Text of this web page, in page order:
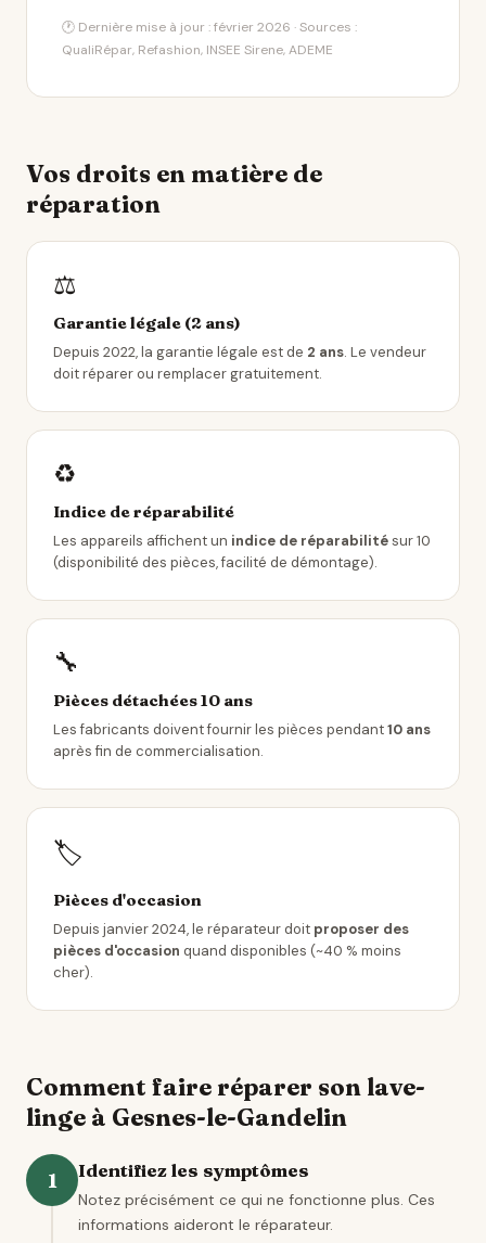
🕐 Dernière mise à jour : février 2026 · Sources :
QualiRépar, Refashion, INSEE Sirene, ADEME
Vos droits en matière de
réparation
⚖️
Garantie légale (2 ans)
Depuis 2022, la garantie légale est de 2 ans. Le vendeur
doit réparer ou remplacer gratuitement.
♻️
Indice de réparabilité
Les appareils affichent un indice de réparabilitésur 10
(disponibilité des pièces, facilité de démontage).
🔧
Pièces détachées 10 ans
Les fabricants doivent fournir les pièces pendant10 ans
après fin de commercialisation.
🏷️
Pièces d'occasion
Depuis janvier 2024, le réparateur doit proposer des
pièces d'occasion quand disponibles (~40 % moins
cher).
Comment faire réparer son lave-
linge à Gesnes-le-Gandelin
1 Identifiez les symptômes
Notez précisément ce qui ne fonctionne plus. Ces
informations aideront le réparateur.